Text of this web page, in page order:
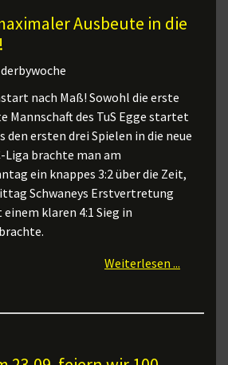
Ausbeute in die
nach Maß! Sowohl die erste
Mannschaft des TuS Egge startet
den ersten drei Spielen in die neue
Liga brachte man am
ein knappes 3:2 über die Zeit,
Schwaneys Erstvertretung
klaren 4:1 Sieg in
Weiterlesen ...